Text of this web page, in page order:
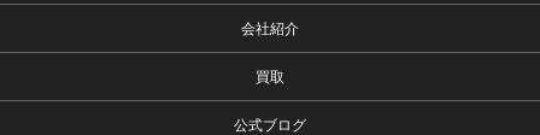
会社紹介
買取
公式ブログ